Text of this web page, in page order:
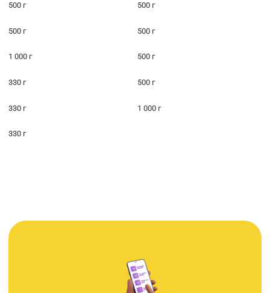
500 г 500 г
500 г 500 г
1 000 г 500 г
330 г 500 г
330 г 1 000 г
330 г